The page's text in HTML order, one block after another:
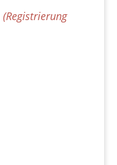
(Registrierung